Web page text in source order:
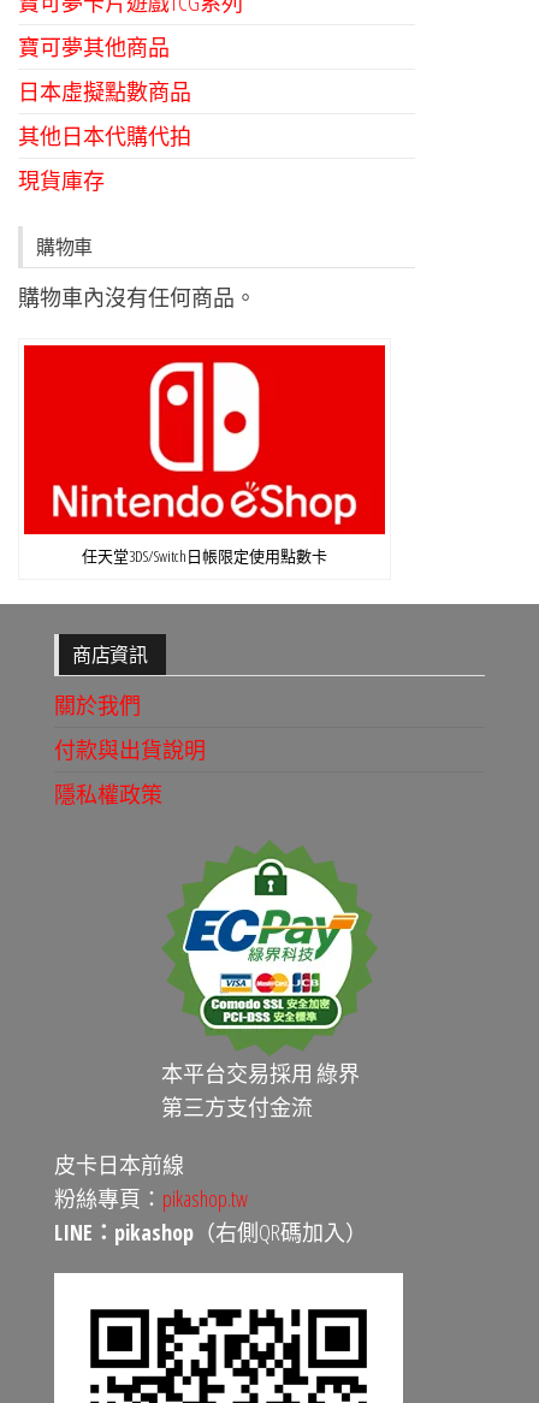
寶可夢其他商品
日本虛擬點數商品
其他日本代購代拍
現貨庫存
購物車
購物車內沒有任何商品。
任天堂3DS/Switch日帳限定使用點數卡
商店資訊
關於我們
付款與出貨說明
隱私權政策
本平台交易採用 綠界
第三方支付金流
皮卡日本前線
粉絲專頁： pikashop.tw
LINE：pikashop （右側QR碼加入）